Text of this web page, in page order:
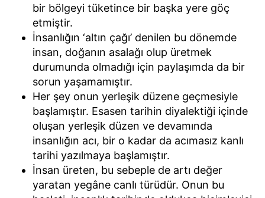
bir bölgeyi tüketince bir başka yere göç
etmiştir.
İnsanlığın ‘altın çağı’ denilen bu dönemde
insan, doğanın asalağı olup üretmek
durumunda olmadığı için paylaşımda da bir
sorun yaşamamıştır.
Her şey onun yerleşik düzene geçmesiyle
başlamıştır. Esasen tarihin diyalektiği içinde
oluşan yerleşik düzen ve devamında
insanlığın acı, bir o kadar da acımasız kanlı
tarihi yazılmaya başlamıştır.
İnsan üreten, bu sebeple de artı değer
yaratan yegâne canlı türüdür. Onun bu